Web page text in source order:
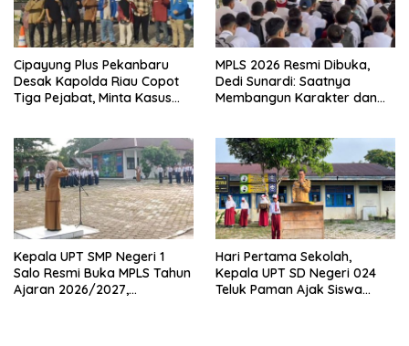
Cipayung Plus Pekanbaru
Desak Kapolda Riau Copot
Tiga Pejabat, Minta Kasus
MPLS 2026 Resmi Dibuka,
Dedi Sunardi: Saatnya
Membangun Karakter dan
Kepala UPT SMP Negeri 1
Salo Resmi Buka MPLS Tahun
Ajaran 2026/2027,
Hari Pertama Sekolah,
Kepala UPT SD Negeri 024
Teluk Paman Ajak Siswa